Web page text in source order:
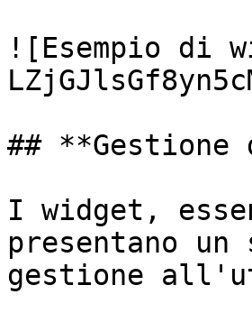
![Esempio di
## **Gestione
I widget,
presentano
gestione